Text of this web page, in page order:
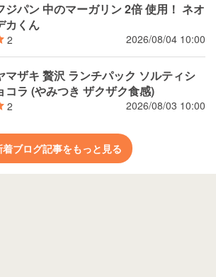
中のマーガリン 2倍 使用！ ネオ
カくん
2 2026/08/04 10:00
贅沢 ランチパック ソルティシ
コラ (やみつき ザクザク食感)
2 2026/08/03 10:00
着ブログ記事をもっと見る